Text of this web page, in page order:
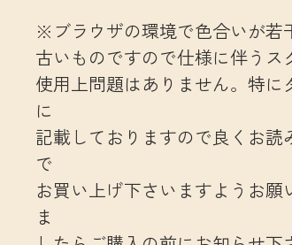
※ブラウザの環境で色合いが若
古いものですので仕様に伴う
使用上問題はありません。特
に
記載しておりますので良くお
で
お買い上げ下さいますようお
ま